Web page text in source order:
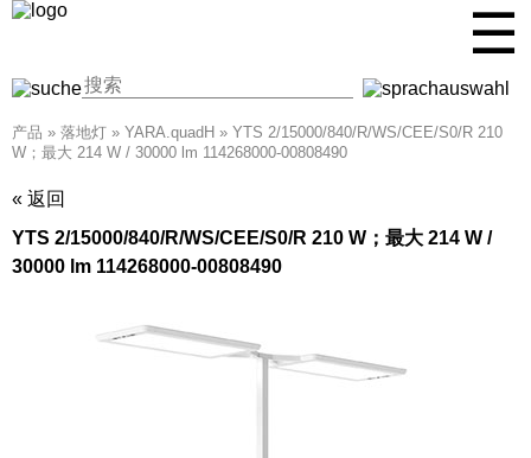
☰
产品 » 落地灯 » YARA.quadH » YTS 2/15000/840/R/WS/CEE/S0/R 210
W；最大 214 W / 30000 lm 114268000-00808490
« 返回
YTS 2/15000/840/R/WS/CEE/S0/R 210 W；最大 214 W /
30000 lm 114268000-00808490